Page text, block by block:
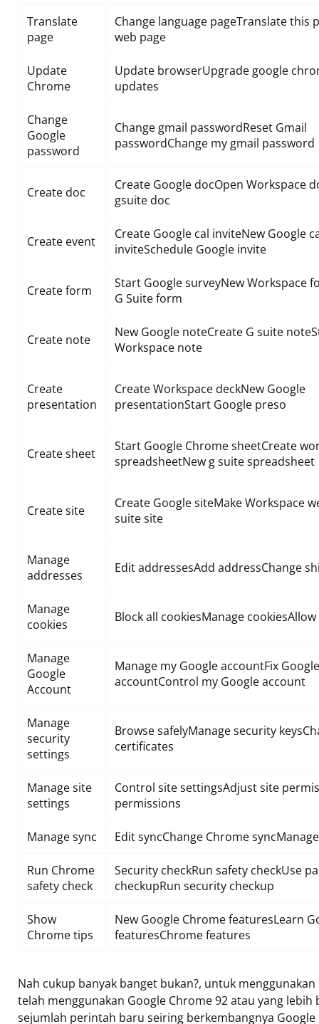
Translate
page
Change language pageTranslate this
web page
Update
Chrome
Update browserUpgrade google
updates
Change
Google
password
Change gmail passwordReset Gmail
passwordChange my gmail password
Create doc
Create Google docOpen Workspace
gsuite doc
Create event
Create Google cal inviteNew Google
inviteSchedule Google invite
Create form
Start Google surveyNew Workspace
G Suite form
Create note
New Google noteCreate G suite
Workspace note
Create
presentation
Create Workspace deckNew Google
presentationStart Google preso
Create sheet
Start Google Chrome sheetCreate
spreadsheetNew g suite spreadsheet
Create site
Create Google siteMake Workspace
suite site
Manage
addresses
Edit addressesAdd addressChange
Manage
cookies
Block all cookiesManage
Manage
Google
Account
Manage my Google accountFix Google
accountControl my Google account
Manage
security
settings
Browse safelyManage security
certificates
Manage site
settings
Control site settingsAdjust site
permissions
Manage sync Edit syncChange Chrome
Run Chrome
safety check
Security checkRun safety checkUse
checkupRun security checkup
Show
Chrome tips
New Google Chrome featuresLearn
featuresChrome features
Nah cukup banyak banget bukan?, untuk
telah menggunakan Google Chrome 92 atau yang
sejumlah perintah baru seiring berkembangnya